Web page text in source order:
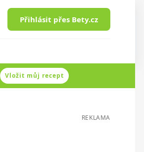
Přihlásit přes Bety.cz
Vložit můj recept
REKLAMA